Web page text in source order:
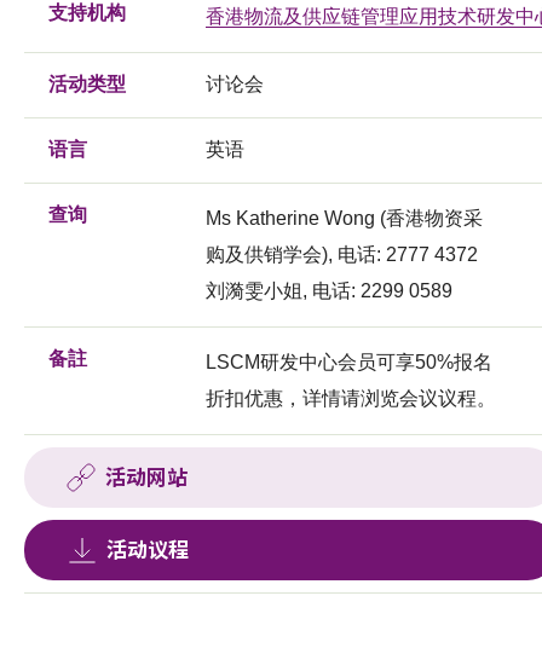
支持机构 香港物流及供应链管理应用技术研发中
活动类型 讨论会
语言 英语
查询
Ms Katherine Wong (香港物资采
购及供销学会), 电话: 2777 4372
刘漪雯小姐, 电话: 2299 0589
备註
LSCM研发中心会员可享50%报名
折扣优惠，详情请浏览会议议程。
活动网站
活动议程